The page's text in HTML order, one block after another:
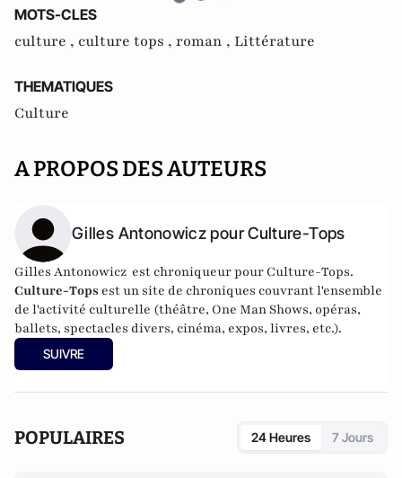
MOTS-CLES
culture , culture tops , roman , Littérature
THEMATIQUES
Culture
A PROPOS DES AUTEURS
Gilles Antonowicz pour Culture-Tops
Gilles Antonowicz est chroniqueur pour Culture-Tops.
Culture-Tops est un site de chroniques couvrant l'ensemble
de l'activité culturelle (théâtre, One Man Shows, opéras,
ballets, spectacles divers, cinéma, expos, livres, etc.).
SUIVRE
POPULAIRES 24 Heures 7 Jours